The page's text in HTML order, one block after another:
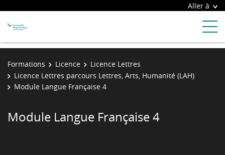
Aller à
Formations Licence
Licence Lettres
Licence Lettres parcours Lettres, Arts, Humanité (LAH)
Module Langue Française 4
Module Langue Française 4